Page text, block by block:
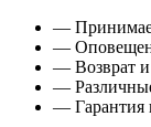
—
—
— Возврат
—
— Гарантия